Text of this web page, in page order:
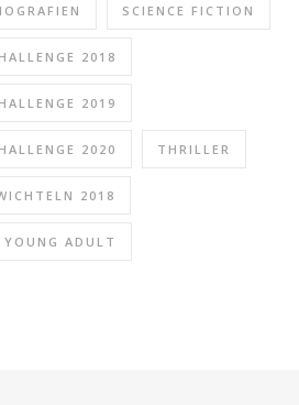
SCIENCE FICTION
2018
2019
2020 THRILLER
2018
YOUNG ADULT